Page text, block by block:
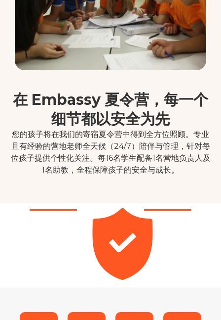
在 Embassy 夏令营，每一个
细节都以安全为先
您的孩子将在我们的寄宿夏令营中得到全方位照顾。专业
且有经验的营地老师全天候（24/7）陪伴与管理，针对每
位孩子提供个性化关注。每16名学生配备1名营地负责人及
1名助教，全程保障孩子的安全与成长。